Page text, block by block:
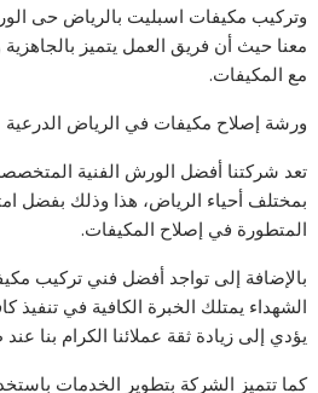
وتركيب مكيفات اسبليت بالرياض حى
معنا حيث أن فريق العمل يتميز
مع المكيفات.
ورشة إصلاح مكيفات في الرياض الدرعية
تعد شركتنا أفضل الورش الفنية
بمختلف أحياء الرياض، هذا وذلك بفضل
المتطورة في إصلاح المكيفات.
بالإضافة إلى تواجد أفضل فني تركيب
الشهداء يمتلك الخبرة الكافية في تنفيذ
يؤدي إلى زيادة ثقة عملائنا الكرام بنا
كما تتميز الشركة بتطوير الخدمات